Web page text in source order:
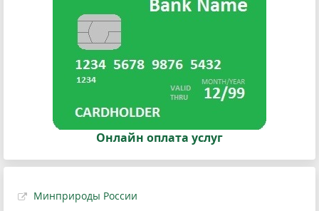
Онлайн оплата услуг
Минприроды России